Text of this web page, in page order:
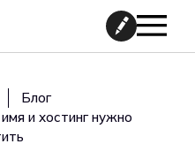
Блог
и хостинг нужно